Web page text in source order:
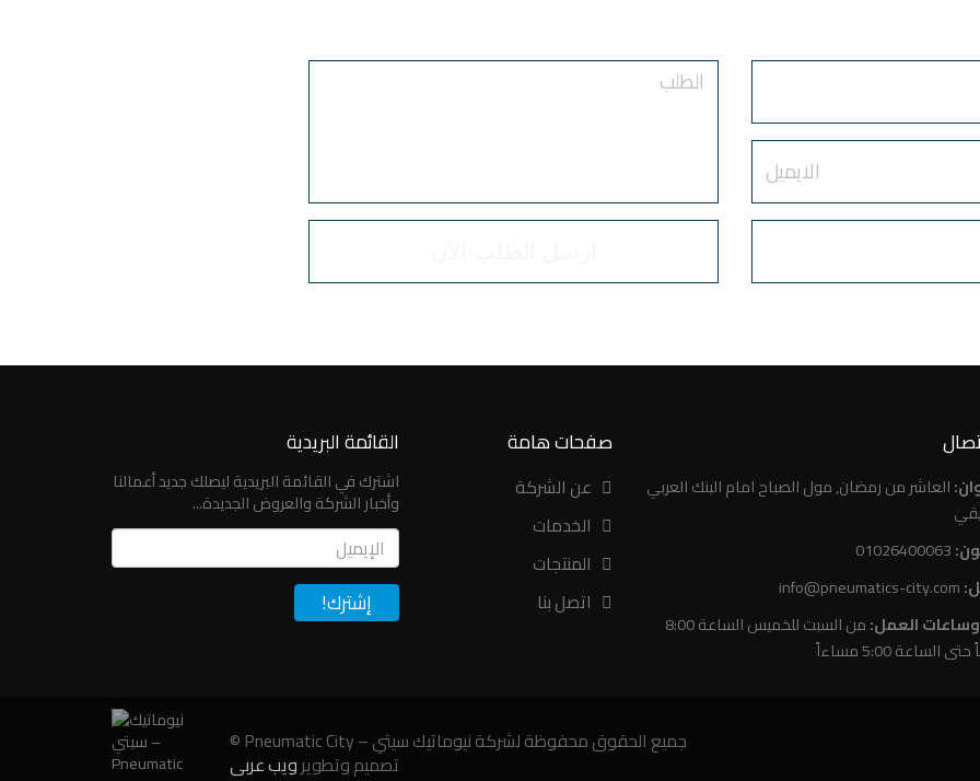
Order
العاشر من رمضان, مول الصباح امام البنك العربي
01026400063
info@pneumatics-city.com
وساعات العمل:
من السبت للخميس الساعة 8:00
الساعة 5:00 مساءاً
صفحات هامة
عن الشركة
الخدمات
المنتجات
اتصل بنا
القائمة البريدية
اشترك في القائمة البريدية ليصلك جديد أعمالنا
وأخبار الشركة والعروض الجديدة...
Email
جميع الحقوق محفوظة لشركة نيوماتيك سيتي – Pneumatic City ©
تصميم وتطويرويب عربي